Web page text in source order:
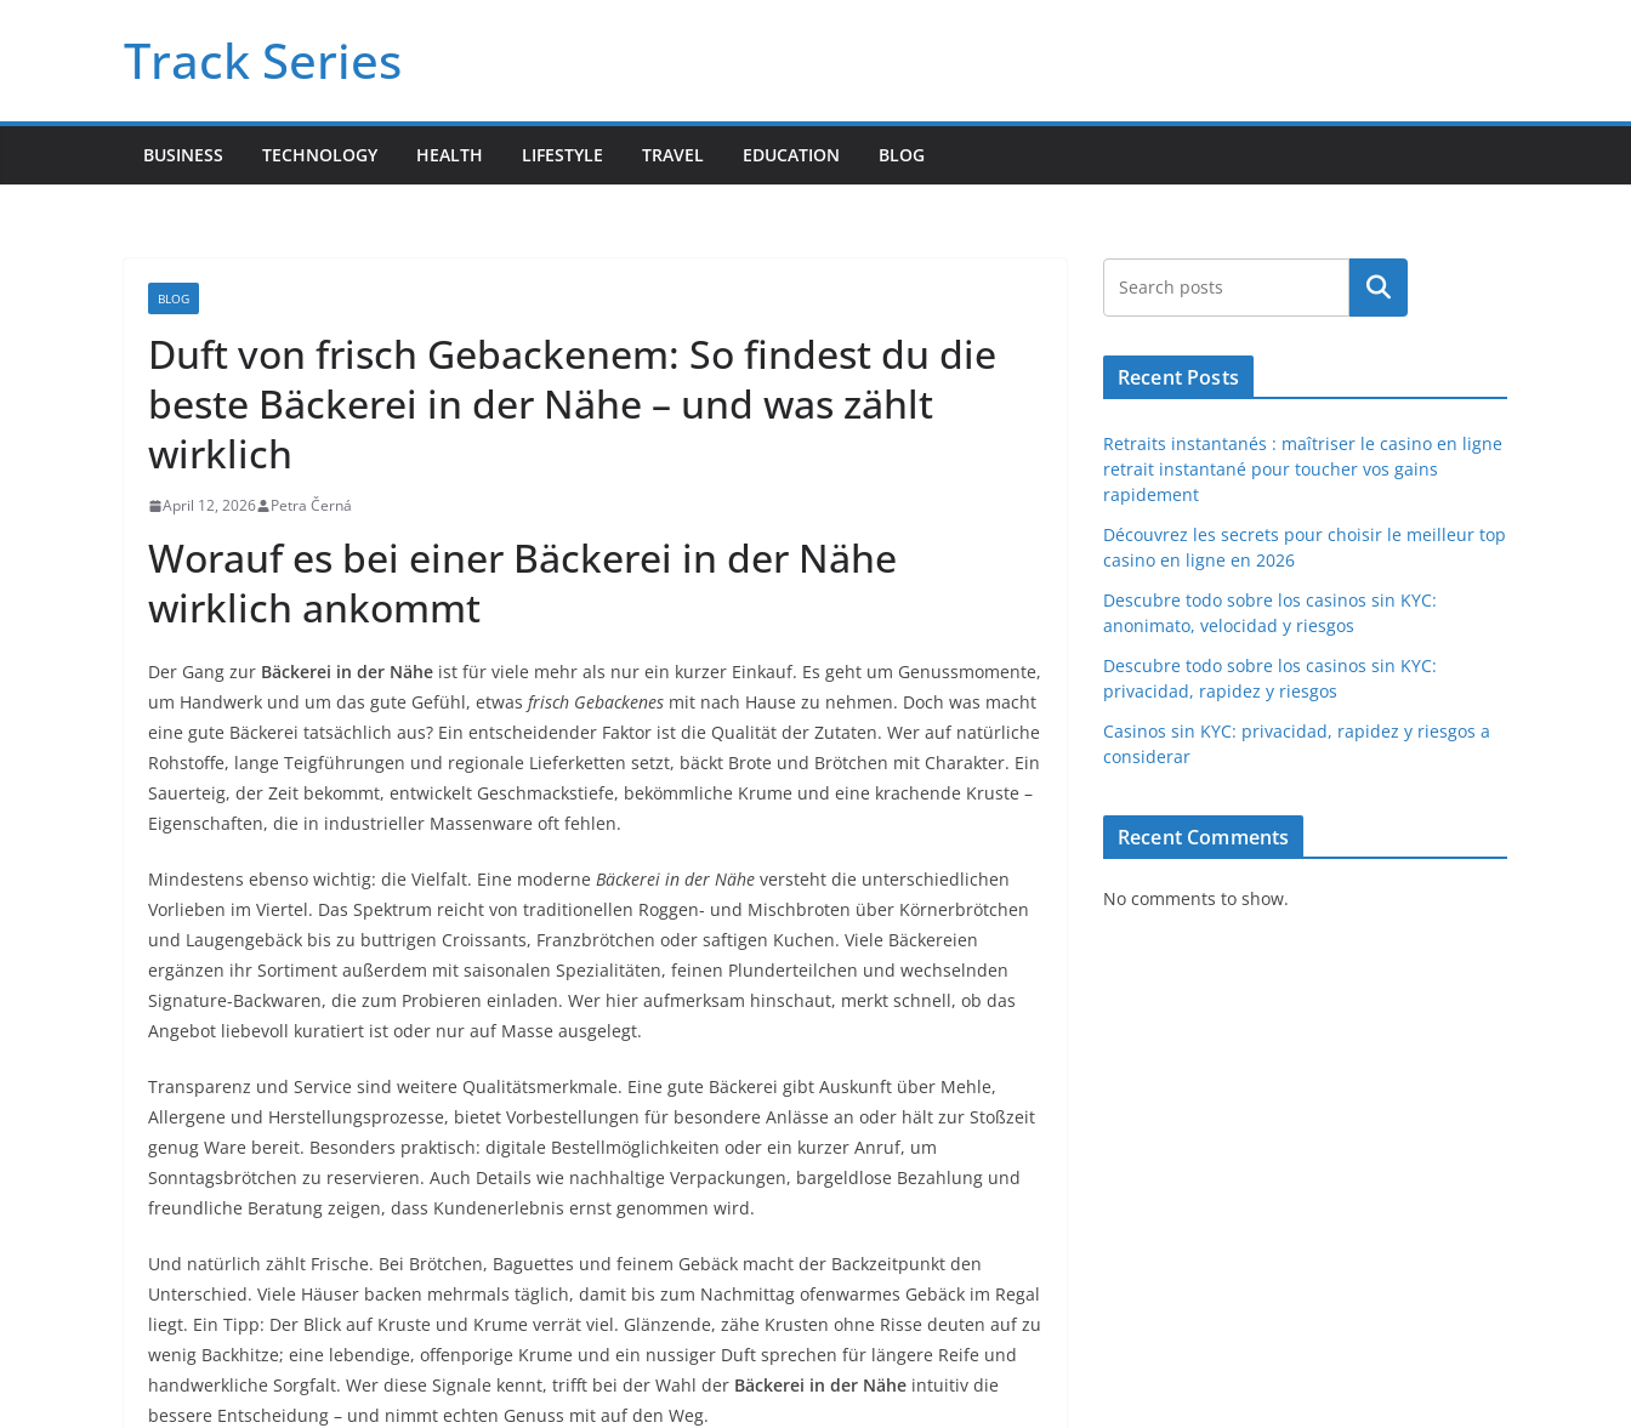
Track Series
BUSINESS TECHNOLOGY HEALTH LIFESTYLE TRAVEL EDUCATION BLOG
BLOG
Duft von frisch Gebackenem: So findest du die
beste Bäckerei in der Nähe – und was zählt
wirklich
April 12, 2026 Petra Černá
Worauf es bei einer Bäckerei in der Nähe
wirklich ankommt
Der Gang zur Bäckerei in der Nähe ist für viele mehr als nur ein kurzer Einkauf. Es geht um Genussmomente,
um Handwerk und um das gute Gefühl, etwas frisch Gebackenes mit nach Hause zu nehmen. Doch was macht
eine gute Bäckerei tatsächlich aus? Ein entscheidender Faktor ist die Qualität der Zutaten. Wer auf natürliche
Rohstoffe, lange Teigführungen und regionale Lieferketten setzt, bäckt Brote und Brötchen mit Charakter. Ein
Sauerteig, der Zeit bekommt, entwickelt Geschmackstiefe, bekömmliche Krume und eine krachende Kruste –
Eigenschaften, die in industrieller Massenware oft fehlen.
Mindestens ebenso wichtig: die Vielfalt. Eine moderne Bäckerei in der Nähe versteht die unterschiedlichen
Vorlieben im Viertel. Das Spektrum reicht von traditionellen Roggen- und Mischbroten über Körnerbrötchen
und Laugengebäck bis zu buttrigen Croissants, Franzbrötchen oder saftigen Kuchen. Viele Bäckereien
ergänzen ihr Sortiment außerdem mit saisonalen Spezialitäten, feinen Plunderteilchen und wechselnden
Signature-Backwaren, die zum Probieren einladen. Wer hier aufmerksam hinschaut, merkt schnell, ob das
Angebot liebevoll kuratiert ist oder nur auf Masse ausgelegt.
Transparenz und Service sind weitere Qualitätsmerkmale. Eine gute Bäckerei gibt Auskunft über Mehle,
Allergene und Herstellungsprozesse, bietet Vorbestellungen für besondere Anlässe an oder hält zur Stoßzeit
genug Ware bereit. Besonders praktisch: digitale Bestellmöglichkeiten oder ein kurzer Anruf, um
Sonntagsbrötchen zu reservieren. Auch Details wie nachhaltige Verpackungen, bargeldlose Bezahlung und
freundliche Beratung zeigen, dass Kundenerlebnis ernst genommen wird.
Und natürlich zählt Frische. Bei Brötchen, Baguettes und feinem Gebäck macht der Backzeitpunkt den
Unterschied. Viele Häuser backen mehrmals täglich, damit bis zum Nachmittag ofenwarmes Gebäck im Regal
liegt. Ein Tipp: Der Blick auf Kruste und Krume verrät viel. Glänzende, zähe Krusten ohne Risse deuten auf zu
wenig Backhitze; eine lebendige, offenporige Krume und ein nussiger Duft sprechen für längere Reife und
handwerkliche Sorgfalt. Wer diese Signale kennt, trifft bei der Wahl der Bäckerei in der Nähe intuitiv die
bessere Entscheidung – und nimmt echten Genuss mit auf den Weg.
Search
Recent Posts
Retraits instantanés : maîtriser le casino en ligne
retrait instantané pour toucher vos gains
rapidement
Découvrez les secrets pour choisir le meilleur top
casino en ligne en 2026
Descubre todo sobre los casinos sin KYC:
anonimato, velocidad y riesgos
Descubre todo sobre los casinos sin KYC:
privacidad, rapidez y riesgos
Casinos sin KYC: privacidad, rapidez y riesgos a
considerar
Recent Comments
No comments to show.